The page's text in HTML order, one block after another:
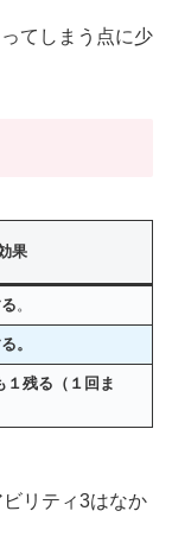
てしまう点に少
果
。
。
１残る（１回ま
リティ3はなか